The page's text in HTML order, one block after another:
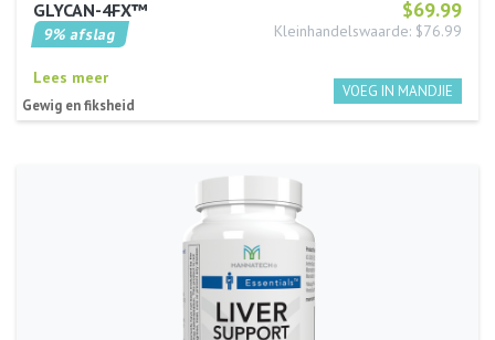
$69.99
GLYCAN-4FX™
Kleinhandelswaarde: $76.99
9% afslag
Lees meer
Gewig en fiksheid